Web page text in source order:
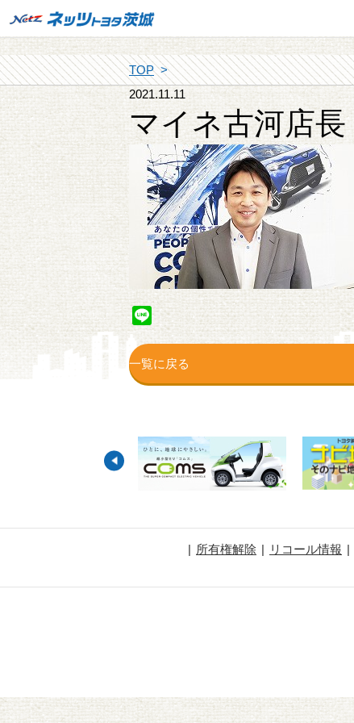
TOP
2021.11.11
マイネ古河店長
Line
一覧に戻る
所有権解除 リコール情報